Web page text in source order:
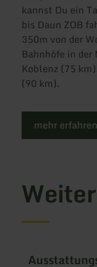
kannst Du ein
bis Daun ZOB
350m von der
Bahnhöfe in
Koblenz (75
(90 km).
mehr erfahren